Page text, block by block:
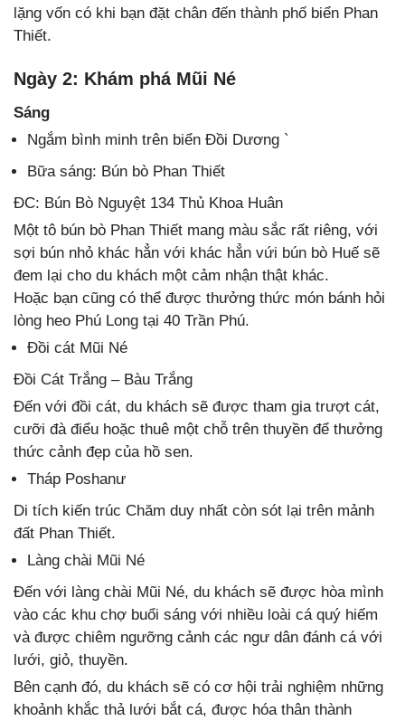
lặng vốn có khi bạn đặt chân đến thành phố biển Phan
Thiết.
Ngày 2: Khám phá Mũi Né
Sáng
Ngắm bình minh trên biển Đồi Dương `
Bữa sáng: Bún bò Phan Thiết
ĐC: Bún Bò Nguyệt 134 Thủ Khoa Huân
Một tô bún bò Phan Thiết mang màu sắc rất riêng, với
sợi bún nhỏ khác hẳn với khác hẳn vứi bún bò Huế sẽ
đem lại cho du khách một cảm nhận thật khác.
Hoặc bạn cũng có thể được thưởng thức món bánh hỏi
lòng heo Phú Long tại 40 Trần Phú.
Đồi cát Mũi Né
Đồi Cát Trắng – Bàu Trắng
Đến với đồi cát, du khách sẽ được tham gia trượt cát,
cưỡi đà điểu hoặc thuê một chỗ trên thuyền để thưởng
thức cảnh đẹp của hồ sen.
Tháp Poshanư
Di tích kiến trúc Chăm duy nhất còn sót lại trên mảnh
đất Phan Thiết.
Làng chài Mũi Né
Đến với làng chài Mũi Né, du khách sẽ được hòa mình
vào các khu chợ buổi sáng với nhiều loài cá quý hiếm
và được chiêm ngưỡng cảnh các ngư dân đánh cá với
lưới, giỏ, thuyền.
Bên cạnh đó, du khách sẽ có cơ hội trải nghiệm những
khoảnh khắc thả lưới bắt cá, được hóa thân thành